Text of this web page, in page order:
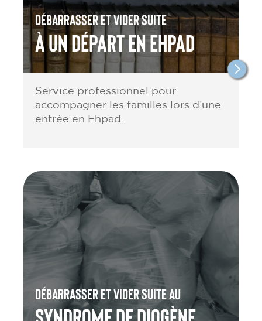
Débarrasser et vider suite
à un départ en Ehpad
Service professionnel pour
accompagner les familles lors d’une
entrée en Ehpad.
Débarrasser et vider suite au